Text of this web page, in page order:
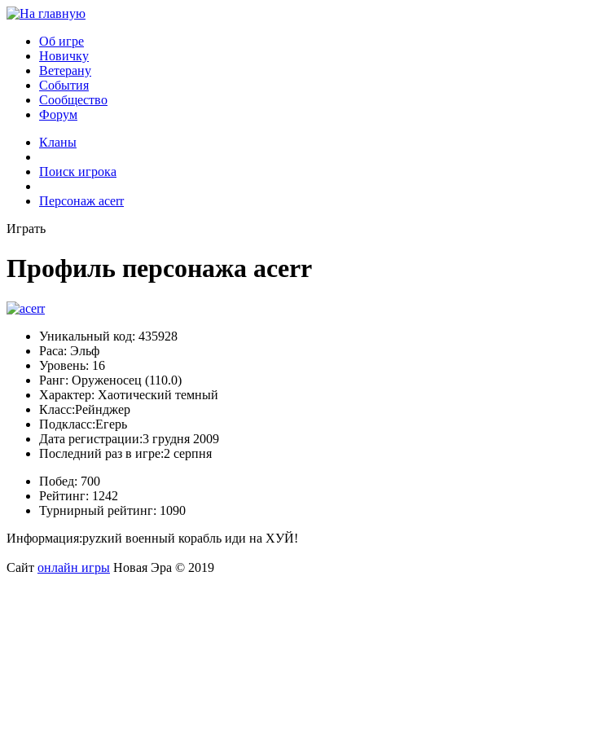
Об игре
Новичку
Ветерану
События
Сообщество
Форум
Кланы
Поиск игрока
Персонаж acerr
Играть
Профиль персонажа acerr
Уникальный код: 435928
Раса: Эльф
Уровень: 16
Ранг: Оруженосец (110.0)
Характер: Хаотический темный
Класс:Рейнджер
Подкласс:Егерь
Дата регистрации:3 грудня 2009
Последний раз в игре:2 серпня
Побед: 700
Рейтинг: 1242
Турнирный рейтинг: 1090
Информация:руzкий военный корабль иди на ХУЙ!
Сайт онлайн игры Новая Эра © 2019